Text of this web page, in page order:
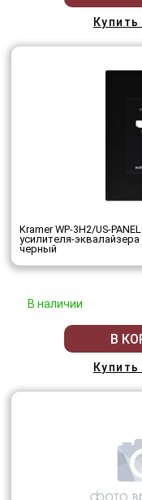
Kramer WP-3H2/US-
усилителя-эквалайзера
черный
В наличии
В